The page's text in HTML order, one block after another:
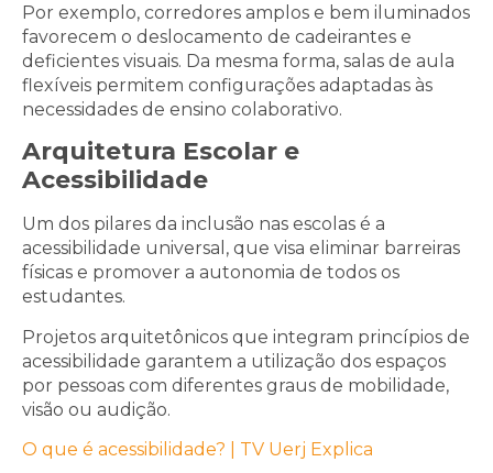
Por exemplo, corredores amplos e bem iluminados
favorecem o deslocamento de cadeirantes e
deficientes visuais. Da mesma forma, salas de aula
flexíveis permitem configurações adaptadas às
necessidades de ensino colaborativo.
Arquitetura Escolar e
Acessibilidade
Um dos pilares da inclusão nas escolas é a
acessibilidade universal, que visa eliminar barreiras
físicas e promover a autonomia de todos os
estudantes.
Projetos arquitetônicos que integram princípios de
acessibilidade garantem a utilização dos espaços
por pessoas com diferentes graus de mobilidade,
visão ou audição.
O que é acessibilidade? | TV Uerj Explica